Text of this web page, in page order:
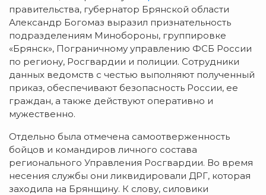
правительства, губернатор Брянской области
Александр Богомаз выразил признательность
подразделениям Минобороны, группировке
«Брянск», Пограничному управлению ФСБ России
по региону, Росгвардии и полиции. Сотрудники
данных ведомств с честью выполняют полученный
приказ, обеспечивают безопасность России, ее
граждан, а также действуют оперативно и
мужественно.
Отдельно была отмечена самоотверженность
бойцов и командиров личного состава
регионального Управления Росгвардии. Во время
несения службы они ликвидировали ДРГ, которая
заходила на Брянщину. К слову, силовики